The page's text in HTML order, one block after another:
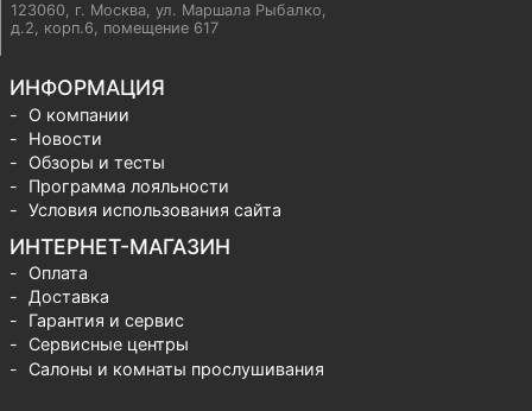
123060, г. Москва, ул. Маршала Рыбалко,
д.2, корп.6, помещение 617
ИНФОРМАЦИЯ
О компании
Новости
Обзоры и тесты
Программа лояльности
Условия использования сайта
ИНТЕРНЕТ-МАГАЗИН
Оплата
Доставка
Гарантия и сервис
Сервисные центры
Салоны и комнаты прослушивания